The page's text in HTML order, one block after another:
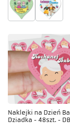
Naklejki na Dzień
Dziadka - 48szt. -